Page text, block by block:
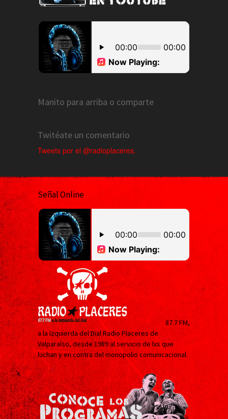
Manito para arriba o comparte
Twitéate un comentario
Tweets por el @radioplaceres.
Señal Online
87.7 FM,
a la Izquierda del Dial Radio Placeres de
Valparaíso, desde 1989 al servicio de lxs que
luchan y en contra del monopolio comunicacional.